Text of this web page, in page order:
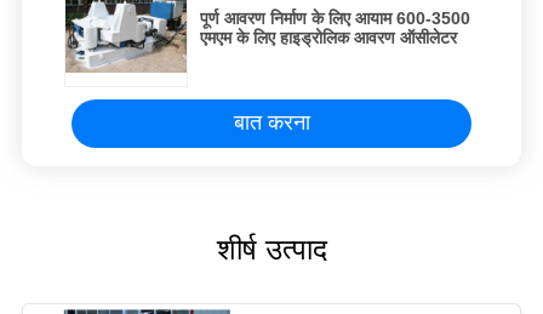
पूर्ण आवरण निर्माण के लिए आयाम 600-3500
एमएम के लिए हाइड्रोलिक आवरण ऑसीलेटर
बात करना
शीर्ष उत्पाद